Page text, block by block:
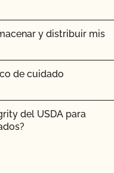
obtener ayuda con los
perfil (añadir superficie,
(PSO)?
y distribuir mis
de cuidado
del USDA para